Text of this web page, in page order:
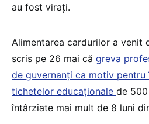
au fost virați.
Alimentarea cardurilor a venit
scris pe 26 mai că greva
de guvernanți ca motiv pentru
tichetelor educaționale de
întârziate mai mult de 8 luni